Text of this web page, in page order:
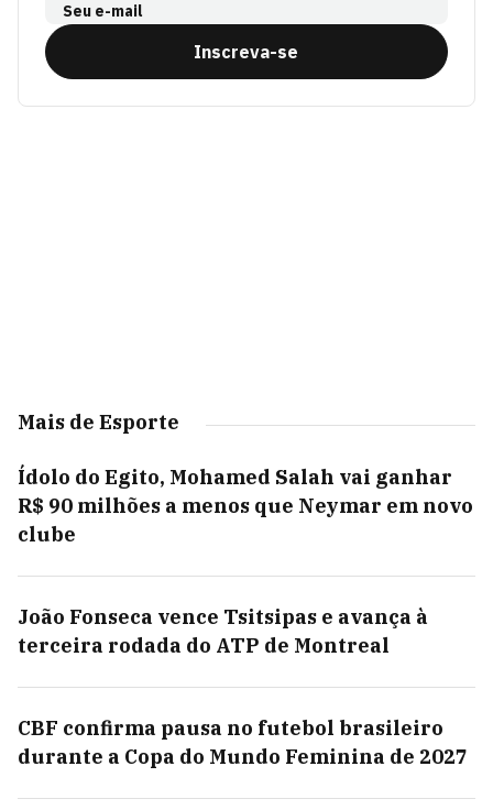
Seu e-mail
Inscreva-se
Mais de Esporte
Ídolo do Egito, Mohamed Salah vai ganhar
R$ 90 milhões a menos que Neymar em novo
clube
João Fonseca vence Tsitsipas e avança à
terceira rodada do ATP de Montreal
CBF confirma pausa no futebol brasileiro
durante a Copa do Mundo Feminina de 2027